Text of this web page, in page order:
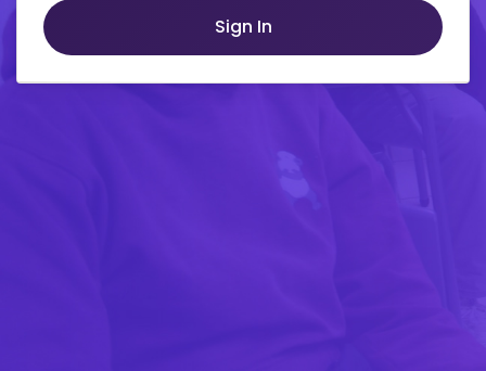
Sign In